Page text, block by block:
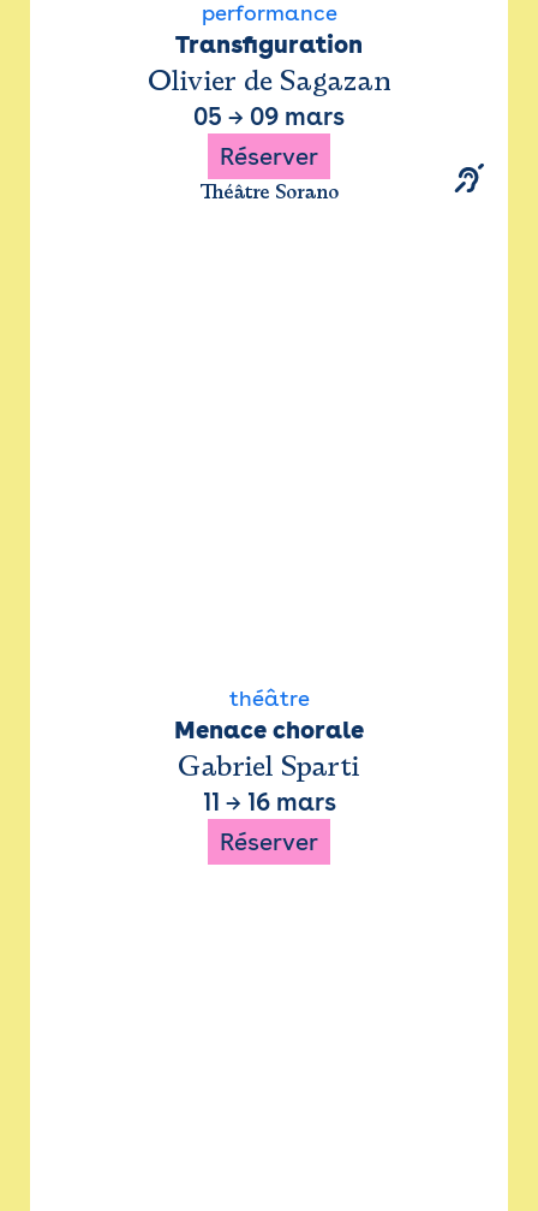
performance
Transfiguration
Olivier de Sagazan
05 → 09 mars
Réserver
Théâtre Sorano
théâtre
Menace chorale
Gabriel Sparti
11 → 16 mars
Réserver